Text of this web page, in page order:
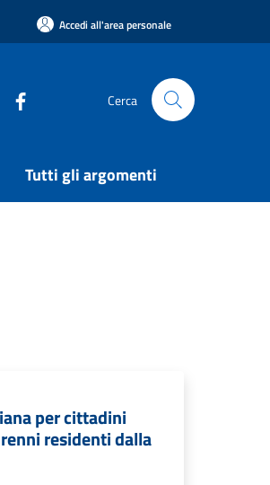
Accedi all'area personale
Cerca
Tutti gli argomenti
per cittadini
residenti dalla